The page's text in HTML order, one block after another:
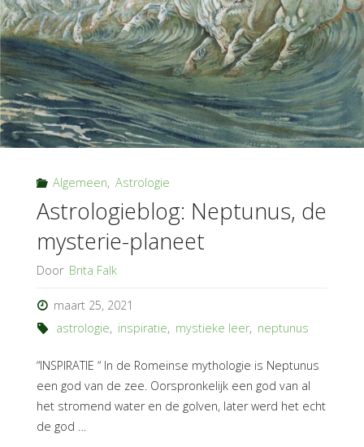
Algemeen, Astrologie
Astrologieblog: Neptunus, de
mysterie-planeet
Door Brita Falk
maart 25, 2021
astrologie, inspiratie, mystieke leer, neptunus
“INSPIRATIE “ In de Romeinse mythologie is Neptunus
een god van de zee. Oorspronkelijk een god van al
het stromend water en de golven, later werd het echt
de god …